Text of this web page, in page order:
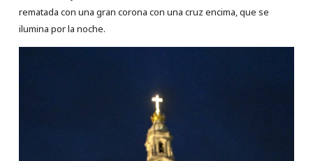
rematada con una gran corona con una cruz encima, que se
ilumina por la noche.